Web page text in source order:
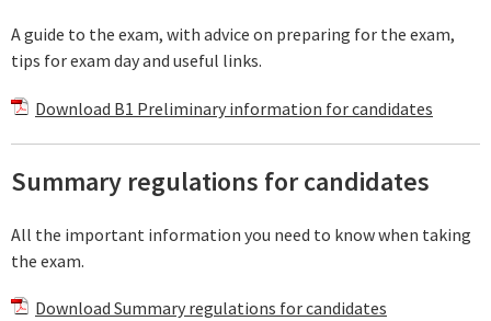
A guide to the exam, with advice on preparing for the exam,
tips for exam day and useful links.
Download B1 Preliminary information for candidates
Summary regulations for candidates
All the important information you need to know when taking
the exam.
Download Summary regulations for candidates